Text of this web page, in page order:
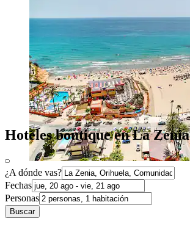
Hoteles boutique en La Zenia
¿A dónde vas?
Fechas
Personas
Buscar